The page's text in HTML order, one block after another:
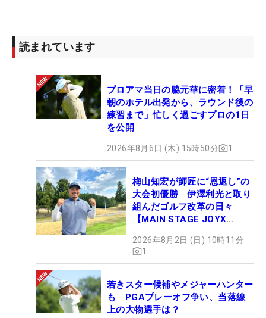
読まれています
プロアマ当日の脇元華に密着！「早
朝のホテル出発から、ラウンド後の
練習まで」忙しく過ごすプロの1日
を公開
2026年8月6日 (木) 15時50分 1
梅山知宏が師匠に“恩返し”の
大会初優勝 伊澤利光と取り
組んだゴルフ改革の日々
【MAIN STAGE JOYX
2026年8月2日 (日) 10時11分
1
若きスター候補やメジャーハンター
も PGAプレーオフ争い、当落線
上の大物選手は？